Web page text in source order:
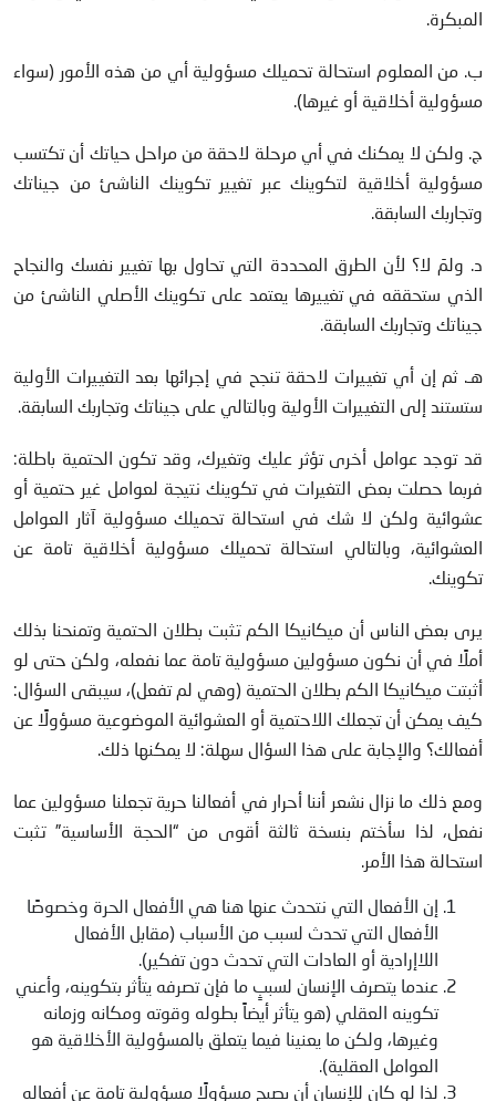
المبكرة.
ب. من المعلوم استحالة تحميلك مسؤولية أي من هذه الأمور (سواء
مسؤولية أخلاقية أو غيرها).
ج. ولكن لا يمكنك في أي مرحلة لاحقة من مراحل حياتك أن تكتسب
مسؤولية أخلاقية لتكوينك عبر تغيير تكوينك الناشئ من جيناتك
وتجاربك السابقة.
د. ولمَ لا؟ لأن الطرق المحددة التي تحاول بها تغيير نفسك والنجاح
الذي ستحققه في تغييرها يعتمد على تكوينك الأصلي الناشئ من
جيناتك وتجاربك السابقة.
هـ. ثم إن أي تغييرات لاحقة تنجح في إجرائها بعد التغييرات الأولية
ستستند إلى التغييرات الأولية وبالتالي على جيناتك وتجاربك السابقة.
قد توجد عوامل أخرى تؤثر عليك وتغيرك، وقد تكون الحتمية باطلة:
فربما حصلت بعض التغيرات في تكوينك نتيجة لعوامل غير حتمية أو
عشوائية ولكن لا شك في استحالة تحميلك مسؤولية آثار العوامل
العشوائية، وبالتالي استحالة تحميلك مسؤولية أخلاقية تامة عن
تكوينك.
يرى بعض الناس أن ميكانيكا الكم تثبت بطلان الحتمية وتمنحنا بذلك
أملًا في أن نكون مسؤولين مسؤولية تامة عما نفعله، ولكن حتى لو
أثبتت ميكانيكا الكم بطلان الحتمية (وهي لم تفعل)، سيبقى السؤال:
كيف يمكن أن تجعلك اللاحتمية أو العشوائية الموضوعية مسؤولًا عن
أفعالك؟ والإجابة على هذا السؤال سهلة: لا يمكنها ذلك.
ومع ذلك ما نزال نشعر أننا أحرار في أفعالنا حرية تجعلنا مسؤولين عما
نفعل، لذا سأختم بنسخة ثالثة أقوى من “الحجة الأساسية” تثبت
استحالة هذا الأمر.
إن الأفعال التي نتحدث عنها هنا هي الأفعال الحرة وخصوصًا
الأفعال التي تحدث لسبب من الأسباب (مقابل الأفعال
اللاإرادية أو العادات التي تحدث دون تفكير).
عندما يتصرف الإنسان لسببٍ ما فإن تصرفه يتأثر بتكوينه، وأعني
تكوينه العقلي (هو يتأثر أيضاً بطوله وقوته ومكانه وزمانه
وغيرها، ولكن ما يعنينا فيما يتعلق بالمسؤولية الأخلاقية هو
العوامل العقلية).
لذا لو كان للإنسان أن يصبح مسؤولًا مسؤولية تامة عن أفعاله